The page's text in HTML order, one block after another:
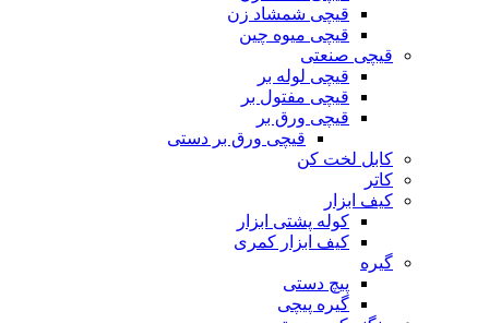
قیچی شمشاد زن
قیچی میوه چین
قیچی صنعتی
قیچی لوله بر
قیچی مفتول بر
قیچی ورق بر
قیچی ورق بر دستی
کابل لخت کن
کاتر
کیف ابزار
کوله پشتی ابزار
کیف ابزار کمری
گیره
پیچ دستی
گیره پیچی